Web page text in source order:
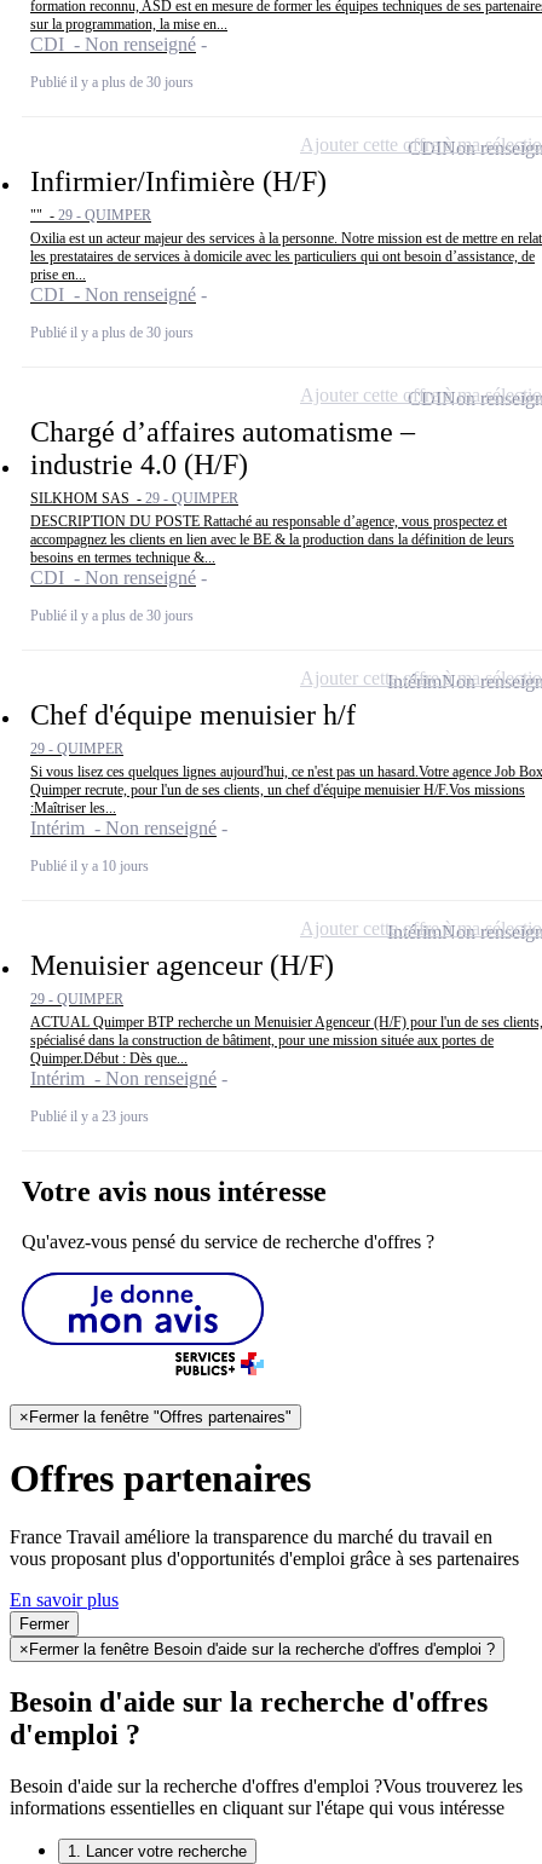
formation reconnu, ASD est en mesure de former les équipes techniques de ses
sur la programmation, la mise en...
CDI - Non renseigné
Publié il y a plus de 30 jours
Infirmier/Infimière (H/F)
"" - 29 - QUIMPER
Oxilia est un acteur majeur des services à la personne. Notre mission est de mettre en
les prestataires de services à domicile avec les particuliers qui ont besoin d’assistance, de
prise en...
CDI - Non renseigné
Publié il y a plus de 30 jours
CDINon
Ajouter cette offre à ma
Chargé d’affaires automatisme –
industrie 4.0 (H/F)
SILKHOM SAS - 29 - QUIMPER
DESCRIPTION DU POSTE Rattaché au responsable d’agence, vous prospectez et
accompagnez les clients en lien avec le BE & la production dans la définition de leurs
besoins en termes technique &...
CDI - Non renseigné
Publié il y a plus de 30 jours
CDINon
Ajouter cette offre à ma
Chef d'équipe menuisier h/f
29 - QUIMPER
Si vous lisez ces quelques lignes aujourd'hui, ce n'est pas un hasard.Votre agence Job
Quimper recrute, pour l'un de ses clients, un chef d'équipe menuisier H/F.Vos missions
:Maîtriser les...
Intérim - Non renseigné
Publié il y a 10 jours
IntérimNon
Ajouter cette offre à ma
Menuisier agenceur (H/F)
29 - QUIMPER
ACTUAL Quimper BTP recherche un Menuisier Agenceur (H/F) pour l'un de ses clients,
spécialisé dans la construction de bâtiment, pour une mission située aux portes de
Quimper.Début : Dès que...
Intérim - Non renseigné
Publié il y a 23 jours
IntérimNon
Ajouter cette offre à ma
Votre avis nous intéresse
Qu'avez-vous pensé du service de recherche d'offres ?
× Fermer la fenêtre "Offres partenaires"
Offres partenaires
France Travail améliore la transparence du marché du travail en
vous proposant plus d'opportunités d'emploi grâce à ses partenaires
En savoir plus
Fermer
× Fermer la fenêtre Besoin d'aide sur la recherche d'offres d'emploi ?
Besoin d'aide sur la recherche d'offres
d'emploi ?
Besoin d'aide sur la recherche d'offres d'emploi ?Vous trouverez les
informations essentielles en cliquant sur l'étape qui vous intéresse
1. Lancer votre recherche